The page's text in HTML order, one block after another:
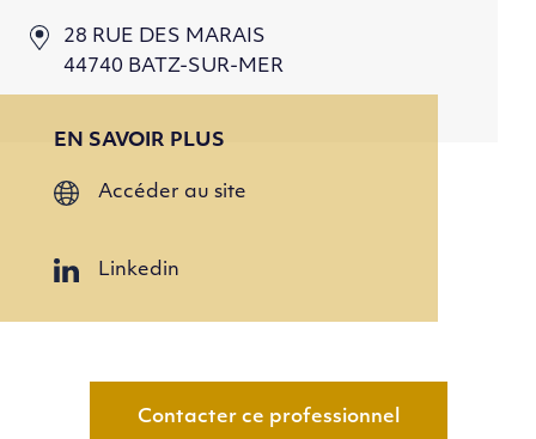
28 RUE DES MARAIS
44740 BATZ-SUR-MER
EN SAVOIR PLUS
Accéder au site
Linkedin
Contacter ce professionnel